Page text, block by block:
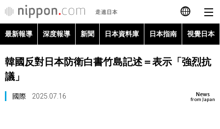
日本語
English
最新報導
最新報導 深度報導 新聞 日本資料庫 日本指南 視覺日本
韓國反對日本防衛白書竹島記述＝表示「強烈抗
議」
News
from Japan
國際 2025.07.16